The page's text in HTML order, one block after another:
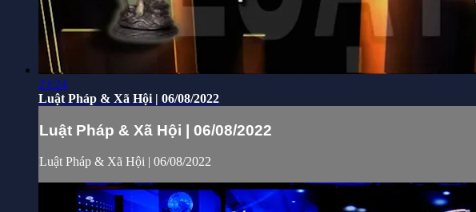
23:24
Luật Pháp & Xã Hội | 06/08/2022
Luật Pháp & Xã Hội | 06/08/2022
Luật Pháp & Xã Hội | 06/08/2022